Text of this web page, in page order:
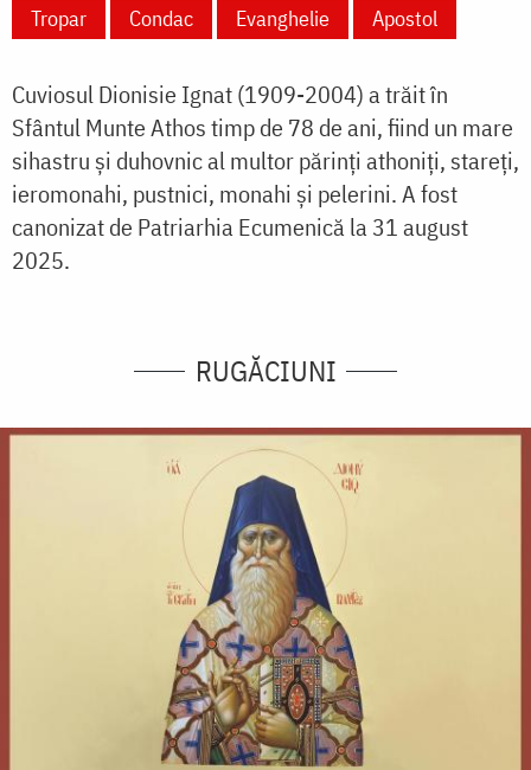
Tropar
Condac Evanghelie Apostol
Cuviosul Dionisie Ignat (1909-2004) a trăit în
Sfântul Munte Athos timp de 78 de ani, fiind un mare
sihastru și duhovnic al multor părinți athoniți, stareți,
ieromonahi, pustnici, monahi și pelerini. A fost
canonizat de Patriarhia Ecumenică la31 august
2025.
RUGĂCIUNI